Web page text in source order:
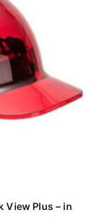
View Plus – in